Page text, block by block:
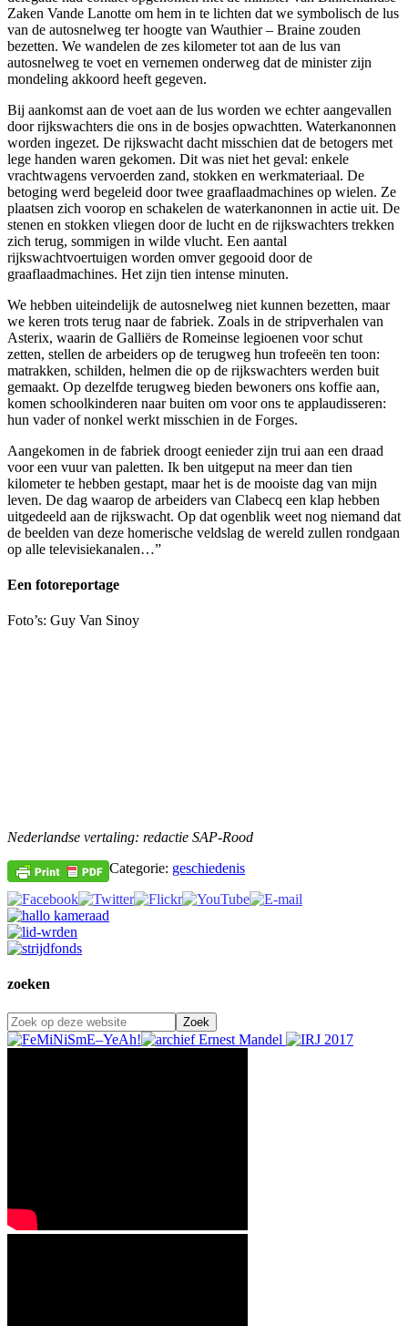
Zaken Vande Lanotte om hem in te lichten dat we symbolisch de lus
van de autosnelweg ter hoogte van Wauthier – Braine zouden
bezetten. We wandelen de zes kilometer tot aan de lus van
autosnelweg te voet en vernemen onderweg dat de minister zijn
mondeling akkoord heeft gegeven.
Bij aankomst aan de voet aan de lus worden we echter aangevallen
door rijkswachters die ons in de bosjes opwachtten. Waterkanonnen
worden ingezet. De rijkswacht dacht misschien dat de betogers met
lege handen waren gekomen. Dit was niet het geval: enkele
vrachtwagens vervoerden zand, stokken en werkmateriaal. De
betoging werd begeleid door twee graaflaadmachines op wielen. Ze
plaatsen zich voorop en schakelen de waterkanonnen in actie uit. De
stenen en stokken vliegen door de lucht en de rijkswachters trekken
zich terug, sommigen in wilde vlucht. Een aantal
rijkswachtvoertuigen worden omver gegooid door de
graaflaadmachines. Het zijn tien intense minuten.
We hebben uiteindelijk de autosnelweg niet kunnen bezetten, maar
we keren trots terug naar de fabriek. Zoals in de stripverhalen van
Asterix, waarin de Galliërs de Romeinse legioenen voor schut
zetten, stellen de arbeiders op de terugweg hun trofeeën ten toon:
matrakken, schilden, helmen die op de rijkswachters werden buit
gemaakt. Op dezelfde terugweg bieden bewoners ons koffie aan,
komen schoolkinderen naar buiten om voor ons te applaudisseren:
hun vader of nonkel werkt misschien in de Forges.
Aangekomen in de fabriek droogt eenieder zijn trui aan een draad
voor een vuur van paletten. Ik ben uitgeput na meer dan tien
kilometer te hebben gestapt, maar het is de mooiste dag van mijn
leven. De dag waarop de arbeiders van Clabecq een klap hebben
uitgedeeld aan de rijkswacht. Op dat ogenblik weet nog niemand dat
de beelden van deze homerische veldslag de wereld zullen rondgaan
op alle televisiekanalen…”
Een fotoreportage
Foto’s: Guy Van Sinoy
Nederlandse vertaling: redactie SAP-Rood
Categorie: geschiedenis
zoeken